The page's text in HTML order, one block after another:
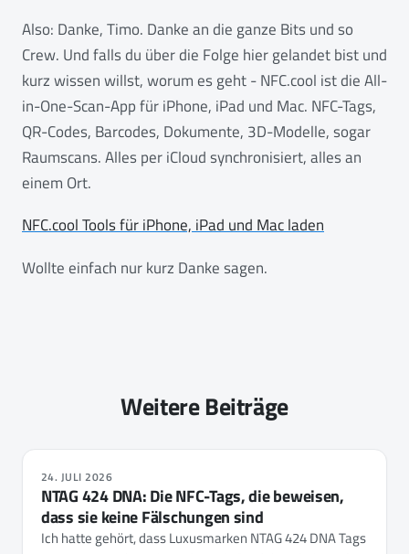
Also: Danke, Timo. Danke an die ganze Bits und so
Crew. Und falls du über die Folge hier gelandet bist und
kurz wissen willst, worum es geht - NFC.cool ist die All-
in-One-Scan-App für iPhone, iPad und Mac. NFC-Tags,
QR-Codes, Barcodes, Dokumente, 3D-Modelle, sogar
Raumscans. Alles per iCloud synchronisiert, alles an
einem Ort.
NFC.cool Tools für iPhone, iPad und Mac laden
Wollte einfach nur kurz Danke sagen.
Weitere Beiträge
24. JULI 2026
NTAG 424 DNA: Die NFC-Tags, die beweisen,
dass sie keine Fälschungen sind
Ich hatte gehört, dass Luxusmarken NTAG 424 DNA Tags